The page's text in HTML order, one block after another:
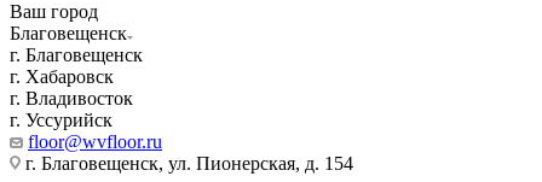
Ваш город
Благовещенск
г. Благовещенск
г. Хабаровск
г. Владивосток
г. Уссурийск
floor@wvfloor.ru
г. Благовещенск, ул. Пионерская, д. 154